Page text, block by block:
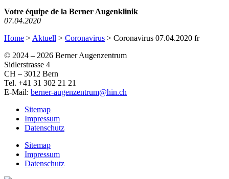
Votre équipe de la Berner Augenklinik
07.04.2020
Home > Aktuell > Coronavirus > Coronavirus 07.04.2020 fr
© 2024 – 2026 Berner Augenzentrum
Sidlerstrasse 4
CH – 3012 Bern
Tel. +41 31 302 21 21
E-Mail: berner-augenzentrum@hin.ch
Sitemap
Impressum
Datenschutz
Sitemap
Impressum
Datenschutz